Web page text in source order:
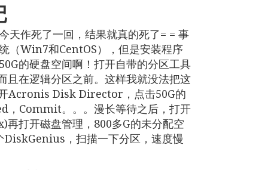
天作死了一回，结果就真的死了= = 事
（Win7和CentOS），但是安装程序
的硬盘空间啊！打开自带的分区工具
且在逻辑分区之前。这样我就没法把这
Acronis Disk Director，点击50G的
，Commit。。。漫长等待之后，打开
再打开磁盘管理，800多G的未分配空
DiskGenius，扫描一下分区，速度慢